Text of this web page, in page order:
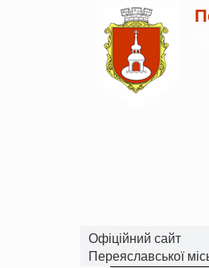
Офіційний сайт
Переяславської